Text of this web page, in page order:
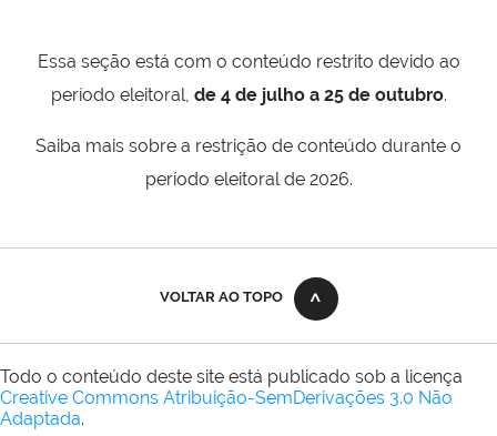
Essa seção está com o conteúdo restrito devido ao
período eleitoral, de 4 de julho a 25 de outubro.
Saiba mais sobre a restrição de conteúdo durante o
período eleitoral de 2026.
VOLTAR AO TOPO
Todo o conteúdo deste site está publicado sob a licença
Creative Commons Atribuição-SemDerivações 3.0 Não
Adaptada.